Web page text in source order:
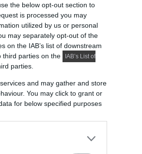
the below opt-out section to
is processed you may
utilized by us or personal
may separately opt-out of the
on the IAB’s list of downstream
third parties on the
IAB’s List of
parties.
and may gather and store
You may click to grant or
for below specified purposes
ház